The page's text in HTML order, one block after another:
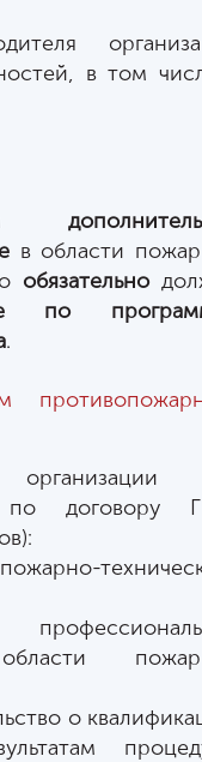
в том
в области
обязательно
по
.
организации
по договору
о